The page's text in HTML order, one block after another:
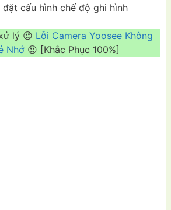
đặt cấu hình chế độ ghi hình
lý 😍 Lỗi Camera Yoosee Không
Nhớ😍 [Khắc Phục 100%]